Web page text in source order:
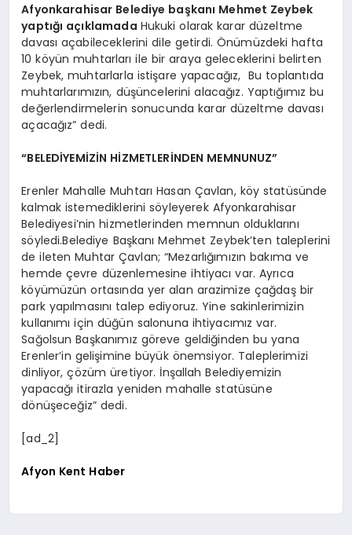
Afyonkarahisar Belediye başkanı Mehmet Zeybek
yaptığı açıklamada Hukuki olarak karar düzeltme
davası açabileceklerini dile getirdi. Önümüzdeki hafta
10 köyün muhtarları ile bir araya geleceklerini belirten
Zeybek, muhtarlarla istişare yapacağız, Bu toplantıda
muhtarlarımızın, düşüncelerini alacağız. Yaptığımız bu
değerlendirmelerin sonucunda karar düzeltme davası
açacağız” dedi.
“BELEDİYEMİZİN HİZMETLERİNDEN MEMNUNUZ”
Erenler Mahalle Muhtarı Hasan Çavlan, köy statüsünde
kalmak istemediklerini söyleyerek Afyonkarahisar
Belediyesi’nin hizmetlerinden memnun olduklarını
söyledi.Belediye Başkanı Mehmet Zeybek’ten taleplerini
de ileten Muhtar Çavlan; “Mezarlığımızın bakıma ve
hemde çevre düzenlemesine ihtiyacı var. Ayrıca
köyümüzün ortasında yer alan arazimize çağdaş bir
park yapılmasını talep ediyoruz. Yine sakinlerimizin
kullanımı için düğün salonuna ihtiyacımız var.
Sağolsun Başkanımız göreve geldiğinden bu yana
Erenler’in gelişimine büyük önemsiyor. Taleplerimizi
dinliyor, çözüm üretiyor. İnşallah Belediyemizin
yapacağı itirazla yeniden mahalle statüsüne
dönüşeceğiz” dedi.
[ad_2]
Afyon Kent Haber